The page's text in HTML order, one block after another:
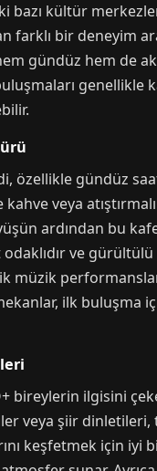
bazı kültür
farklı bir deneyim
gündüz hem de
genellikle
özellikle gündüz
kahve veya
ardından bu
ve
müzik
ilk buluşma
bireylerin ilgisini
veya şiir
keşfetmek için